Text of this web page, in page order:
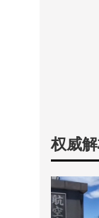
权威